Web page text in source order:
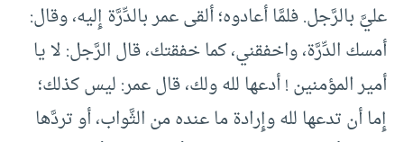
عليَّ بالرَّجل. فلمَّا أعادوه؛ ألقى عمر بالدِّرَّة إِليه، وقال:
أمسك الدِّرَّة، واخفقني، كما خفقتك، قال الرَّجل: لا يا
أمير المؤمنين ! أدعها لله ولك، قال عمر: ليس كذلك؛
إِما أن تدعها لله وإِرادة ما عنده من الثَّواب، أو تردَّها